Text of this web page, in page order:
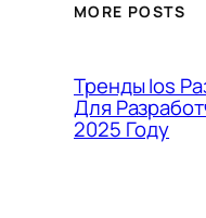
MORE POSTS
Тренды Ios
Для
2025 Году